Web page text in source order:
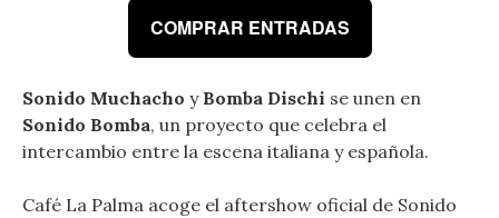
COMPRAR ENTRADAS
Sonido Muchacho y Bomba Dischi se unen en
Sonido Bomba, un proyecto que celebra el
intercambio entre la escena italiana y española.
Café La Palma acoge el aftershow oficial de Sonido